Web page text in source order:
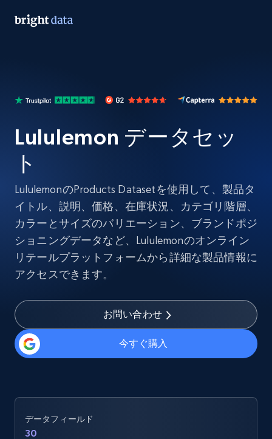
Lululemon データセッ
ト
LululemonのProducts Datasetを使用して、製品タ
イトル、説明、価格、在庫状況、カテゴリ階層、
カラーとサイズのバリエーション、ブランドポジ
ショニングデータなど、Lululemonのオンライン
リテールプラットフォームから詳細な製品情報に
アクセスできます。
お問い合わせ
今すぐ購入
データフィールド
30